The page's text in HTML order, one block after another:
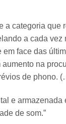
a categoria que
a cada vez
em face das
na
de phono.
e armazenada
de som.”